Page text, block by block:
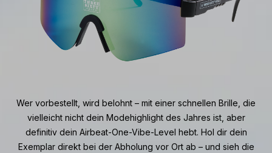
Wer vorbestellt, wird belohnt – mit einer schnellen Brille, die
vielleicht nicht dein Modehighlight des Jahres ist, aber
definitiv dein Airbeat-One-Vibe-Level hebt. Hol dir dein
Exemplar direkt bei der Abholung vor Ort ab – und sieh die